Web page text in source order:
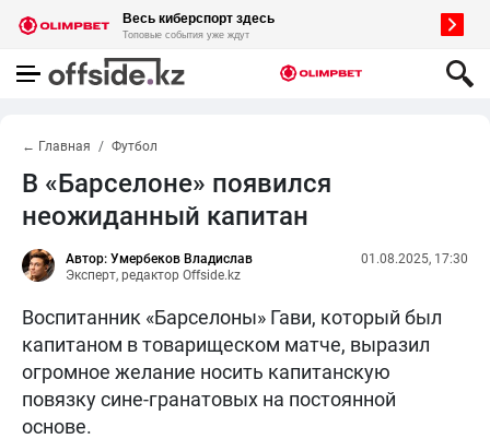
← Главная Футбол
В «Барселоне» появился
неожиданный капитан
Автор: Умербеков Владислав
Эксперт, редактор Offside.kz
01.08.2025, 17:30
Воспитанник «Барселоны» Гави, который был
капитаном в товарищеском матче, выразил
огромное желание носить капитанскую
повязку сине-гранатовых на постоянной
основе.